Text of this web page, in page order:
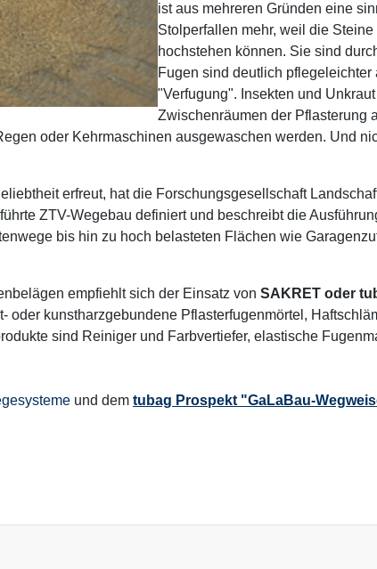
ist aus mehreren Gründen eine
Stolperfallen mehr, weil die
hochstehen können. Sie sind
Fugen sind deutlich
"Verfugung". Insekten und
Zwischenräumen der Pflasterung
oder Kehrmaschinen ausgewaschen werden. Und
erfreut, hat die Forschungsgesellschaft
ZTV-Wegebau definiert und beschreibt die
bis hin zu hoch belasteten Flächen wie
empfiehlt sich der Einsatz von SAKRET oder
kunstharzgebundene Pflasterfugenmörtel,
sind Reiniger und Farbvertiefer, elastische
und dem tubag Prospekt "GaLaBau-